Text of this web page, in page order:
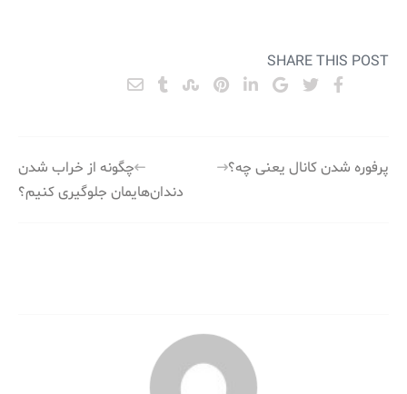
SHARE THIS POST
راهبری
چگونه از خراب شدن
دندان‌هایمان جلوگیری کنیم؟
پرفوره شدن کانال یعنی چه؟